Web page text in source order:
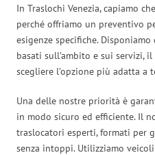
In Traslochi Venezia, capiamo
perché offriamo un preventivo
esigenze specifiche.
basati sull’ambito e sui servizi,
scegliere l’opzione più adatta a
Una delle nostre priorità è
in modo sicuro ed efficiente. Il
traslocatori esperti, formati per
senza intoppi. Utilizziamo